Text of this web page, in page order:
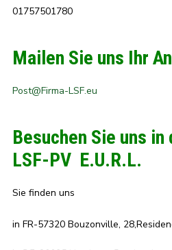
01757501780
Mailen Sie uns Ihr
Post@Firma-LSF.eu
Besuchen Sie uns in
LSF-PV E.U.R.L.
Sie finden uns
in FR-57320 Bouzonville,